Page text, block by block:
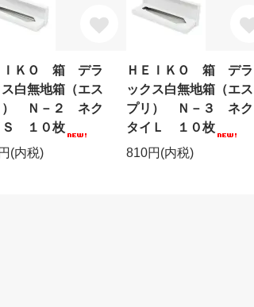
ＩＫＯ 箱 デラ
ス白無地箱（エス
） Ｎ－２ ネク
Ｓ １０枚
(内税)
ＨＥＩＫＯ 箱 デラ
ックス白無地箱（エス
プリ） Ｎ－３ ネク
タイＬ １０枚
810円(内税)